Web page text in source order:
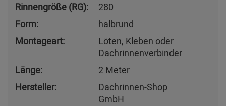
Rinnengröße (RG):
280
Form:
halbrund
Montageart:
Löten, Kleben oder
Dachrinnenverbinder
Länge:
2 Meter
Hersteller:
Dachrinnen-Shop
GmbH